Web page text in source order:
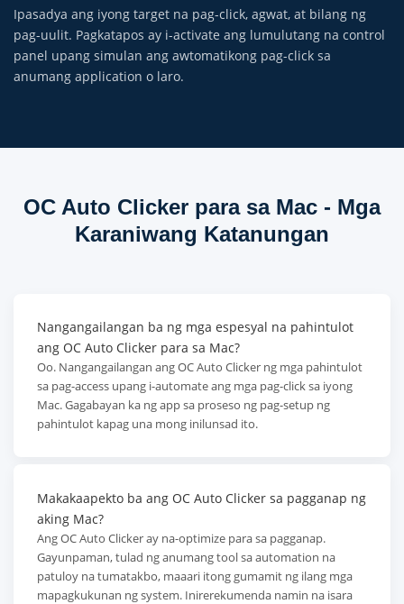
Ipasadya ang iyong target na pag-click, agwat, at bilang ng
pag-uulit. Pagkatapos ay i-activate ang lumulutang na control
panel upang simulan ang awtomatikong pag-click sa
anumang application o laro.
OC Auto Clicker para sa Mac - Mga
Karaniwang Katanungan
Nangangailangan ba ng mga espesyal na pahintulot
ang OC Auto Clicker para sa Mac?
Oo. Nangangailangan ang OC Auto Clicker ng mga pahintulot
sa pag-access upang i-automate ang mga pag-click sa iyong
Mac. Gagabayan ka ng app sa proseso ng pag-setup ng
pahintulot kapag una mong inilunsad ito.
Makakaapekto ba ang OC Auto Clicker sa pagganap ng
aking Mac?
Ang OC Auto Clicker ay na-optimize para sa pagganap.
Gayunpaman, tulad ng anumang tool sa automation na
patuloy na tumatakbo, maaari itong gumamit ng ilang mga
mapagkukunan ng system. Inirerekumenda namin na isara